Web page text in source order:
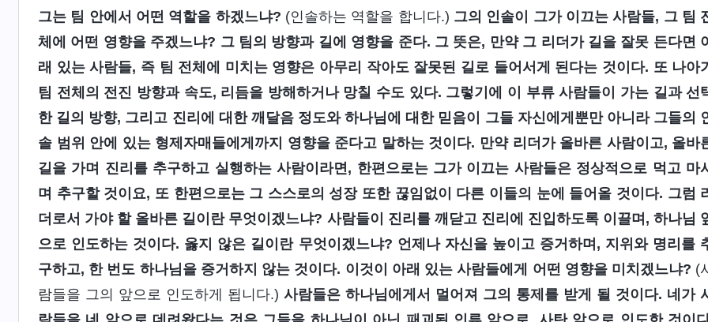
그는 팀 안에서 어떤 역할을 하겠느냐? (인솔하는 역할을 합니다.) 그의 인솔이 그가 이끄는 사람들, 그 팀
체에 어떤 영향을 주겠느냐? 그 팀의 방향과 길에 영향을 준다. 그 뜻은, 만약 그 리더가 길을 잘못 든다면
래 있는 사람들, 즉 팀 전체에 미치는 영향은 아무리 작아도 잘못된 길로 들어서게 된다는 것이다. 또 나아
팀 전체의 전진 방향과 속도, 리듬을 방해하거나 망칠 수도 있다. 그렇기에 이 부류 사람들이 가는 길과 선
한 길의 방향, 그리고 진리에 대한 깨달음 정도와 하나님에 대한 믿음이 그들 자신에게뿐만 아니라 그들의
솔 범위 안에 있는 형제자매들에게까지 영향을 준다고 말하는 것이다. 만약 리더가 올바른 사람이고, 올바
길을 가며 진리를 추구하고 실행하는 사람이라면, 한편으로는 그가 이끄는 사람들은 정상적으로 먹고 마
며 추구할 것이요, 또 한편으로는 그 스스로의 성장 또한 끊임없이 다른 이들의 눈에 들어올 것이다. 그럼
더로서 가야 할 올바른 길이란 무엇이겠느냐? 사람들이 진리를 깨닫고 진리에 진입하도록 이끌며, 하나님
으로 인도하는 것이다. 옳지 않은 길이란 무엇이겠느냐? 언제나 자신을 높이고 증거하며, 지위와 명리를
구하고, 한 번도 하나님을 증거하지 않는 것이다. 이것이 아래 있는 사람들에게 어떤 영향을 미치겠느냐? (
람들을 그의 앞으로 인도하게 됩니다.) 사람들은 하나님에게서 멀어져 그의 통제를 받게 될 것이다. 네가